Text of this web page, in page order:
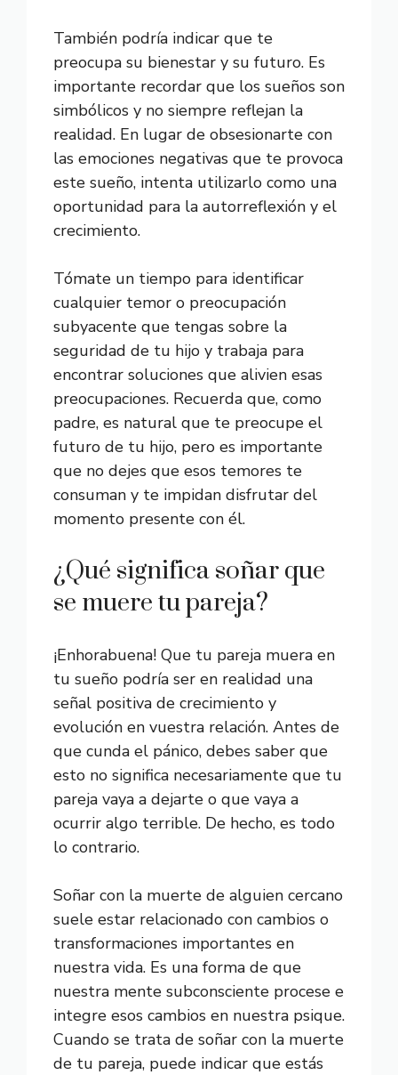
También podría indicar que te
preocupa su bienestar y su futuro. Es
importante recordar que los sueños son
simbólicos y no siempre reflejan la
realidad. En lugar de obsesionarte con
las emociones negativas que te provoca
este sueño, intenta utilizarlo como una
oportunidad para la autorreflexión y el
crecimiento.
Tómate un tiempo para identificar
cualquier temor o preocupación
subyacente que tengas sobre la
seguridad de tu hijo y trabaja para
encontrar soluciones que alivien esas
preocupaciones. Recuerda que, como
padre, es natural que te preocupe el
futuro de tu hijo, pero es importante
que no dejes que esos temores te
consuman y te impidan disfrutar del
momento presente con él.
¿Qué significa soñar que
se muere tu pareja?
¡Enhorabuena! Que tu pareja muera en
tu sueño podría ser en realidad una
señal positiva de crecimiento y
evolución en vuestra relación. Antes de
que cunda el pánico, debes saber que
esto no significa necesariamente que tu
pareja vaya a dejarte o que vaya a
ocurrir algo terrible. De hecho, es todo
lo contrario.
Soñar con la muerte de alguien cercano
suele estar relacionado con cambios o
transformaciones importantes en
nuestra vida. Es una forma de que
nuestra mente subconsciente procese e
integre esos cambios en nuestra psique.
Cuando se trata de soñar con la muerte
de tu pareja, puede indicar que estás